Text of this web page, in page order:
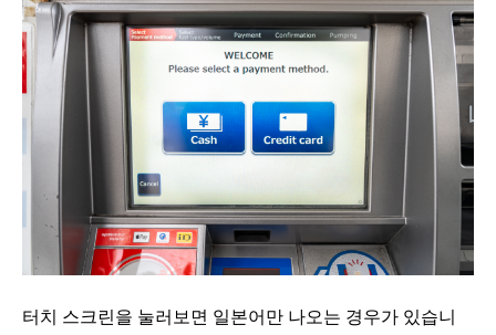
터치 스크린을 눌러보면 일본어만 나오는 경우가 있습니